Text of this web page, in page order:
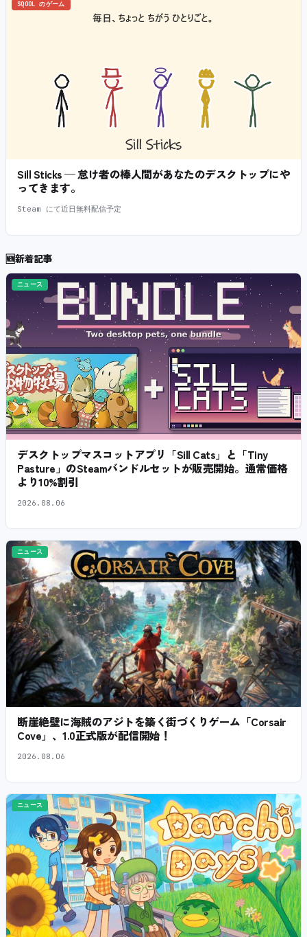
SQOOL のゲーム
Sill Sticks — 怠け者の棒人間があなたのデスクトップにや
ってきます。
Steam にて近日無料配信予定
🆕新着記事
ニュース
デスクトップマスコットアプリ「Sill Cats」と「Tiny
Pasture」のSteamバンドルセットが販売開始。通常価格
より10%割引
2026.08.06
ニュース
断崖絶壁に海賊のアジトを築く街づくりゲーム「Corsair
Cove」、1.0正式版が配信開始！
2026.08.06
ニュース